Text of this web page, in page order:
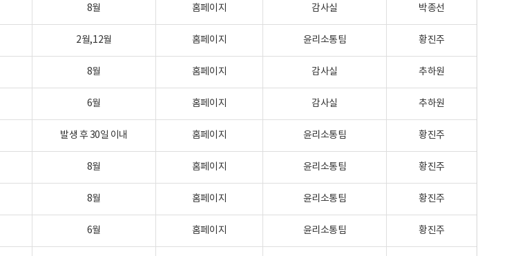
8월 홈페이지 감사실 박종선
2월,12월 홈페이지 윤리소통팀 황진주
8월 홈페이지 감사실 추하원
6월 홈페이지 감사실 추하원
발생 후 30일 이내 홈페이지 윤리소통팀 황진주
8월 홈페이지 윤리소통팀 황진주
8월 홈페이지 윤리소통팀 황진주
6월 홈페이지 윤리소통팀 황진주